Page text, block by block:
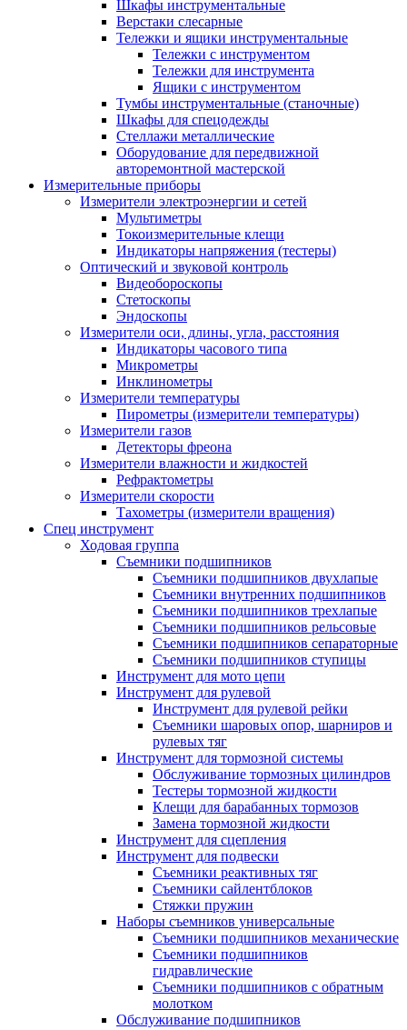
Шкафы инструментальные
Верстаки слесарные
Тележки и ящики инструментальные
Тележки с инструментом
Тележки для инструмента
Ящики с инструментом
Тумбы инструментальные (станочные)
Шкафы для спецодежды
Стеллажи металлические
Оборудование для передвижной
авторемонтной мастерской
Измерительные приборы
Измерители электроэнергии и сетей
Мультиметры
Токоизмерительные клещи
Индикаторы напряжения (тестеры)
Оптический и звуковой контроль
Видеобороскопы
Стетоскопы
Эндоскопы
Измерители оси, длины, угла, расстояния
Индикаторы часового типа
Микрометры
Инклинометры
Измерители температуры
Пирометры (измерители температуры)
Измерители газов
Детекторы фреона
Измерители влажности и жидкостей
Рефрактометры
Измерители скорости
Тахометры (измерители вращения)
Спец инструмент
Ходовая группа
Съемники подшипников
Съемники подшипников двухлапые
Съемники внутренних подшипников
Съемники подшипников трехлапые
Съемники подшипников рельсовые
Съемники подшипников сепараторные
Съемники подшипников ступицы
Инструмент для мото цепи
Инструмент для рулевой
Инструмент для рулевой рейки
Съемники шаровых опор, шарниров и
рулевых тяг
Инструмент для тормозной системы
Обслуживание тормозных цилиндров
Тестеры тормозной жидкости
Клещи для барабанных тормозов
Замена тормозной жидкости
Инструмент для сцепления
Инструмент для подвески
Съемники реактивных тяг
Съемники сайлентблоков
Стяжки пружин
Наборы съемников универсальные
Съемники подшипников механические
Съемники подшипников
гидравлические
Съемники подшипников с обратным
молотком
Обслуживание подшипников